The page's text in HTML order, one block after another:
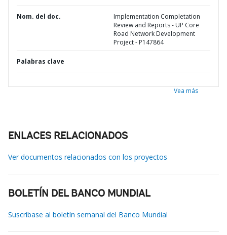
Nom. del doc.
Implementation Completation
Review and Reports - UP Core
Road Network Development
Project - P147864
Palabras clave
Vea más
ENLACES RELACIONADOS
Ver documentos relacionados con los proyectos
BOLETÍN DEL BANCO MUNDIAL
Suscríbase al boletín semanal del Banco Mundial